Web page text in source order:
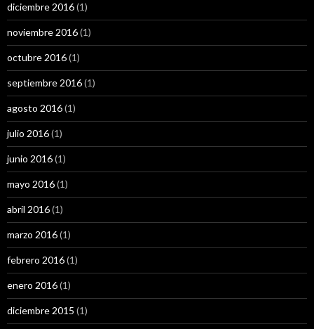
diciembre 2016(1)
noviembre 2016(1)
octubre 2016(1)
septiembre 2016(1)
agosto 2016(1)
julio 2016(1)
junio 2016(1)
mayo 2016(1)
abril 2016(1)
marzo 2016(1)
febrero 2016(1)
enero 2016(1)
diciembre 2015 (1)